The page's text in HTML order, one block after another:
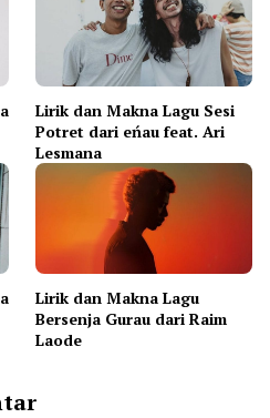
Lirik dan Makna Lagu Sesi
Potret dari eńau feat. Ari
Lesmana
Lirik dan Makna Lagu
Bersenja Gurau dari Raim
Laode